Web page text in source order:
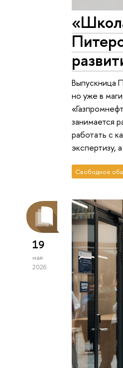
Выпускница
но уже в
занимается
работать с
экспертизу,
Свободное
19
мая
2026